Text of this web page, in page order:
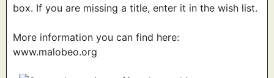
box. If you are missing a title, enter it in the wish list.
More information you can find here:
www.malobeo.org